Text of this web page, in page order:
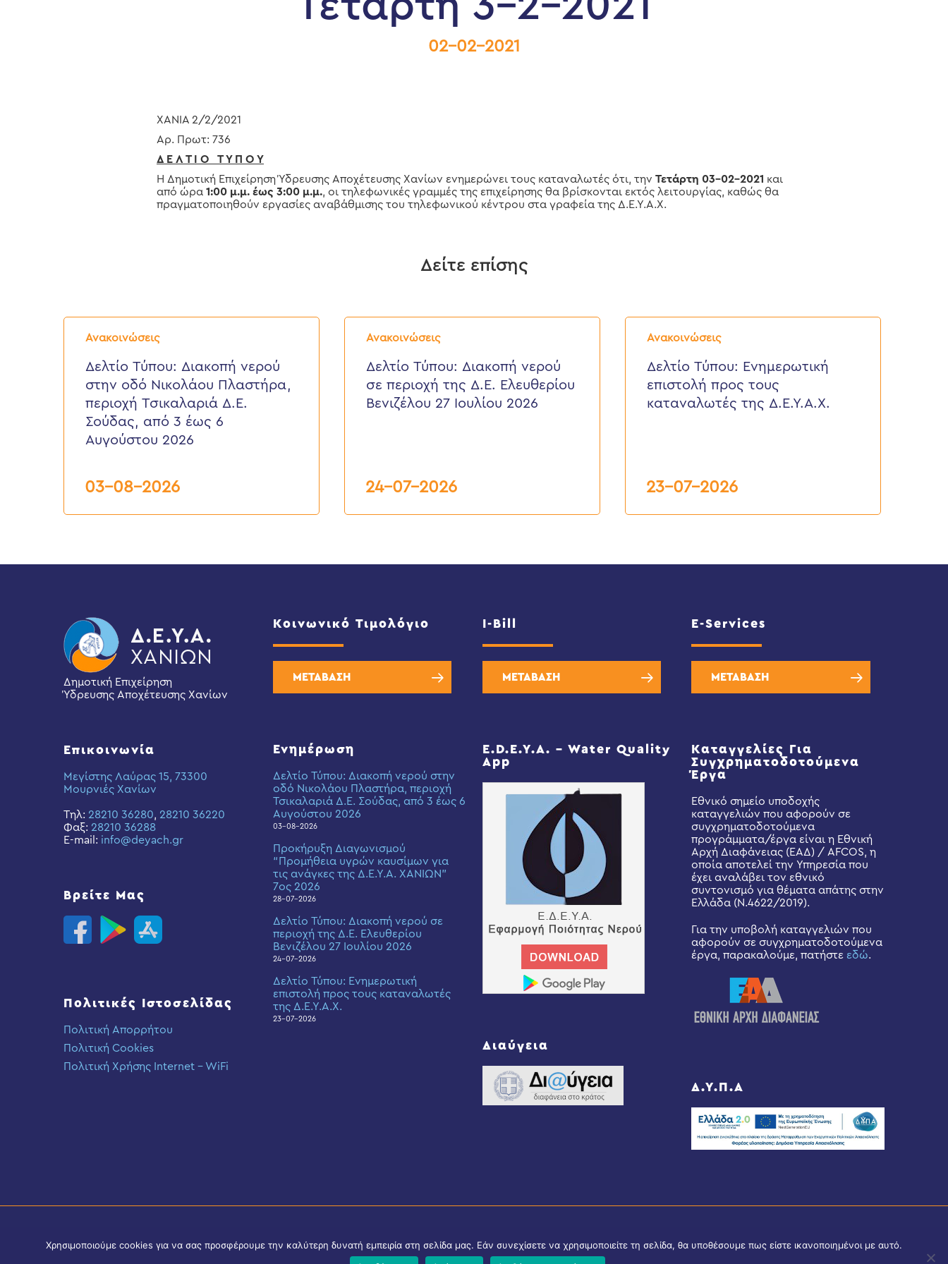
02-02-2021
ΧΑΝΙΑ 2/2/2021
Αρ. Πρωτ: 736
Δ Ε Λ Τ Ι Ο Τ Υ Π Ο Υ
Η Δημοτική Επιχείρηση Ύδρευσης Αποχέτευσης Χανίων ενημερώνει τους καταναλωτές ότι, την Τετάρτη 03-02-2021 και
από ώρα 1:00 μ.μ. έως 3:00 μ.μ., οι τηλεφωνικές γραμμές της επιχείρησης θα βρίσκονται εκτός λειτουργίας, καθώς θα
πραγματοποιηθούν εργασίες αναβάθμισης του τηλεφωνικού κέντρου στα γραφεία της Δ.Ε.Υ.Α.Χ.
Δείτε επίσης
Ανακοινώσεις
Δελτίο
Τύπου:
νερού
στην
Νικολάου
Πλαστήρα,
περιοχή
Τσικαλαριά
6
Δελτίο Τύπου: Διακοπή νερού
στην οδό Νικολάου Πλαστήρα,
περιοχή Τσικαλαριά Δ.Ε.
Σούδας, από 3 έως 6
Αυγούστου 2026
03-08-2026
Ανακοινώσεις
Δελτίο
Τύπου:
νερού
περιοχή
Δελτίο Τύπου: Διακοπή νερού
σε περιοχή της Δ.Ε. Ελευθερίου
Βενιζέλου 27 Ιουλίου 2026
24-07-2026
Ανακοινώσεις
Δελτίο
Τύπου:
επιστολή
προς
τους
καταναλωτές
Δελτίο Τύπου: Eνημερωτική
επιστολή προς τους
καταναλωτές της Δ.Ε.Υ.Α.Χ.
23-07-2026
Δημοτική Επιχείρηση
Ύδρευσης Αποχέτευσης Χανίων
Επικοινωνία
Μεγίστης Λαύρας 15, 73300
Μουρνιές Χανίων
Τηλ: 28210 36280, 28210 36220
Φαξ: 28210 36288
E-mail: info@deyach.gr
Βρείτε Μας
Πολιτικές Ιστοσελίδας
Πολιτική Απορρήτου
Πολιτική Cookies
Πολιτική Χρήσης Internet – WiFi
Κοινωνικό Τιμολόγιο
ΜΕΤΑΒΑΣΗ
Ενημέρωση
Δελτίο Τύπου: Διακοπή νερού στην
οδό Νικολάου Πλαστήρα, περιοχή
Τσικαλαριά Δ.Ε. Σούδας, από 3 έως 6
Αυγούστου 2026
03-08-2026
Προκήρυξη Διαγωνισμού
“Προμήθεια υγρών καυσίμων για
τις ανάγκες της Δ.Ε.Υ.Α. ΧΑΝΙΩΝ”
7ος 2026
28-07-2026
Δελτίο Τύπου: Διακοπή νερού σε
περιοχή της Δ.Ε. Ελευθερίου
Βενιζέλου 27 Ιουλίου 2026
24-07-2026
Δελτίο Τύπου: Eνημερωτική
επιστολή προς τους καταναλωτές
της Δ.Ε.Υ.Α.Χ.
23-07-2026
I-Bill
ΜΕΤΑΒΑΣΗ
E.D.E.Y.A. – Water Quality
App
Διαύγεια
E-Services
ΜΕΤΑΒΑΣΗ
Καταγγελίες Για
Συγχρηματοδοτούμενα
Έργα
Εθνικό σημείο υποδοχής
καταγγελιών που αφορούν σε
συγχρηματοδοτούμενα
προγράμματα/έργα είναι η Εθνική
Αρχή Διαφάνειας (ΕΑΔ) / AFCOS, η
οποία αποτελεί την Υπηρεσία που
έχει αναλάβει τον εθνικό
συντονισμό για θέματα απάτης στην
Ελλάδα (Ν.4622/2019).
Για την υποβολή καταγγελιών που
αφορούν σε συγχρηματοδοτούμενα
έργα, παρακαλούμε, πατήστε εδώ.
Δ.Υ.Π.Α
© Copyright 2021 - All Rights Reserved. D & D byArTECH
Χρησιμοποιούμε cookies για να σας προσφέρουμε την καλύτερη δυνατή εμπειρία στη σελίδα μας. Εάν συνεχίσετε να χρησιμοποιείτε τη σελίδα, θα υποθέσουμε πως είστε ικανοποιημένοι με αυτό.